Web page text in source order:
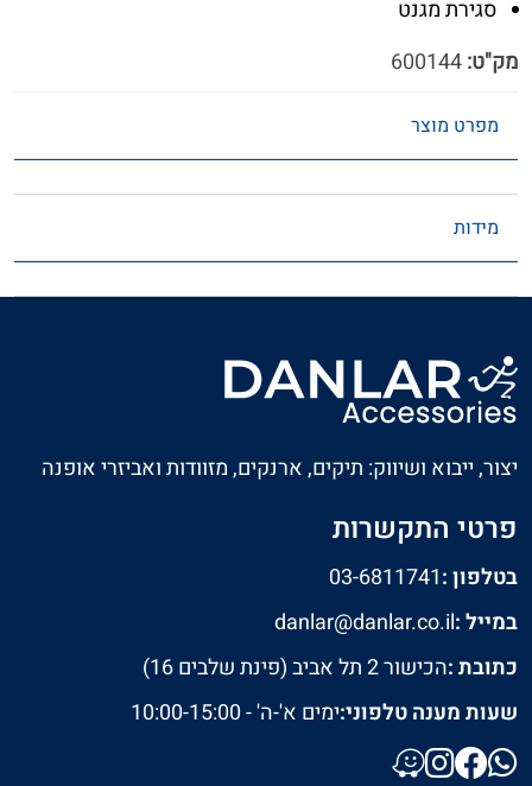
סגירת מגנט
מק"ט:
מפרט מוצר
מידות
יצור, ייבוא ושיווק: תיקים, ארנקים, מזוודות ואביזרי אופנה
פרטי התקשרות
בטלפון :03-6811741
במייל :danlar@danlar.co.il
כתובת :הכישור 2 תל אביב (פינת שלבים 16)
שעות מענה טלפוני:ימים א'-ה' - 10:00-15:00